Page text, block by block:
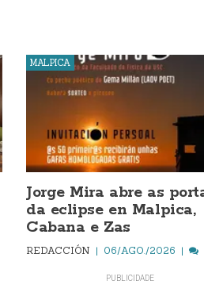
MALPICA
Jorge Mira abre as
da eclipse en Malpica,
Cabana e Zas
REDACCIÓN 06/AGO./2026